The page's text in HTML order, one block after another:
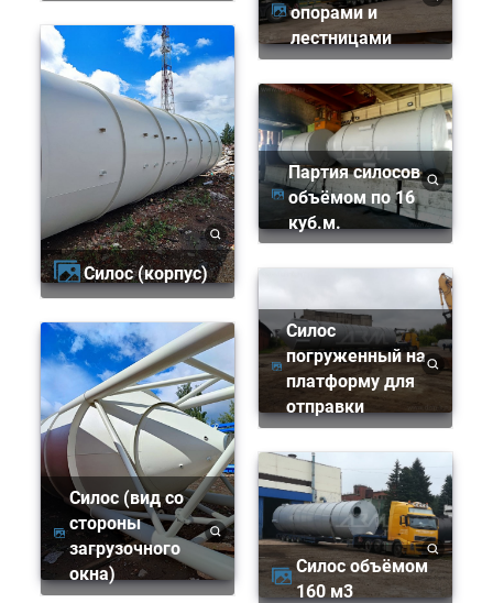
Силос (корпус)
Силос (вид со
стороны
загрузочного
окна)
опорами и
лестницами
Партия силосов
объёмом по 16
куб.м.
Силос
погруженный на
платформу для
отправки
Силос объёмом
160 м3